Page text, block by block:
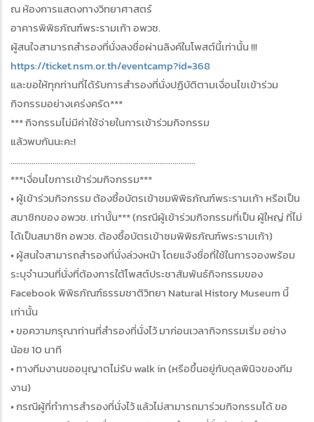
ณ ห้องการแสดงทางวิทยาศาสตร์
อาคารพิพิธภัณฑ์พระรามเก้า อพวช.
ผู้สนใจสามารถสำรองที่นั่งลงชื่อผ่านลิงค์ในโพสต์นี้เท่านั้น !!!
https://ticket.nsm.or.th/eventcamp?id=368
และขอให้ทุกท่านที่ได้รับการสำรองที่นั่งปฏิบัติตามเงื่อนไขเข้าร่วม
กิจกรรมอย่างเคร่งครัด***
*** กิจกรรมไม่มีค่าใช้จ่ายในการเข้าร่วมกิจกรรม
แล้วพบกันนะคะ!
........................................................................................
***เงื่อนไขการเข้าร่วมกิจกรรม***
• ผู้เข้าร่วมกิจกรรม ต้องซื้อบัตรเข้าชมพิพิธภัณฑ์พระรามเก้า หรือเป็น
สมาชิกของ อพวช. เท่านั้น*** (กรณีผู้เข้าร่วมกิจกรรมที่เป็น ผู้ใหญ่ ที่ไม่
ได้เป็นสมาชิก อพวช. ต้องซื้อบัตรเข้าชมพิพิธภัณฑ์พระรามเก้า)
• ผู้สนใจสามารถสำรองที่นั่งล่วงหน้า โดยแจ้งชื่อที่ใช้ในการจองพร้อม
ระบุจำนวนที่นั่งที่ต้องการใต้โพสต์ประชาสัมพันธ์กิจกรรมของ
Facebook พิพิธภัณฑ์ธรรมชาติวิทยา Natural History Museum นี้
เท่านั้น
• ขอความกรุณาท่านที่สำรองที่นั่งไว้ มาก่อนเวลากิจกรรมเริ่ม อย่าง
น้อย 10 นาที
• ทางทีมงานขออนุญาตไม่รับ walk in (หรือขึ้นอยู่กับดุลพินิจของทีม
งาน)
• กรณีผู้ที่ทำการสำรองที่นั่งไว้ แล้วไม่สามารถมาร่วมกิจกรรมได้ ขอ